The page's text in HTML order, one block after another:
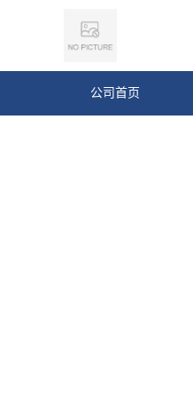
公司首页